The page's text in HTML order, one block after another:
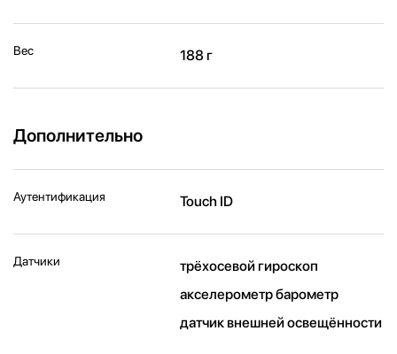
Вес 188 г
Дополнительно
Аутентификация Touch ID
Датчики
трёхосевой гироскоп
акселерометр барометр
датчик внешней освещённости